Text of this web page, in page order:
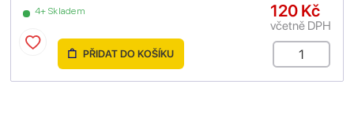
4+ Skladem 120 Kč
včetně DPH
PŘIDAT DO KOŠÍKU